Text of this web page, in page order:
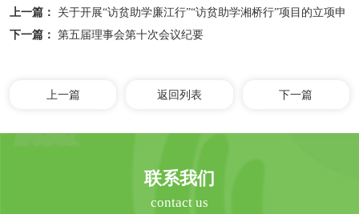
上一篇：
关于开展“访贫助学廉江行”“访贫助学湘桥行”项目的立项申
请
下一篇： 第五届理事会第十次会议纪要
上一篇 返回列表 下一篇
联系我们
contact us